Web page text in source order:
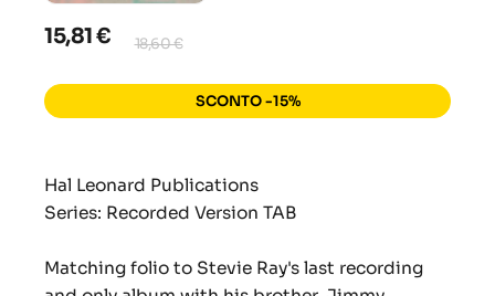
15,81 € 18,60 €
SCONTO -15%
Hal Leonard Publications
Series: Recorded Version TAB
Matching folio to Stevie Ray's last recording